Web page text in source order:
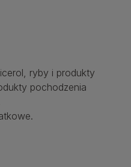
ryby i produkty
pochodzenia